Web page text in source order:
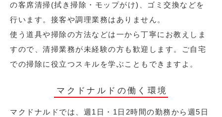
の客席清掃(拭き掃除・モップがけ)、ゴミ交換などを
行います。接客や調理業務はありません。
使う道具や掃除の方法などは一から丁寧にお教えしま
すので、清掃業務が未経験の方も歓迎します。ご自宅
での掃除に役立つスキルを学ぶこともできますよ。
マクドナルドの働く環境
マクドナルドでは、週1日・1日2時間の勤務から週5日